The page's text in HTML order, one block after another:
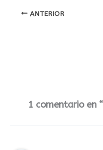
ANTERIOR
1 comentario en